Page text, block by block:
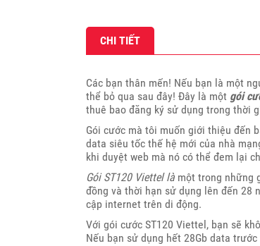
CHI TIẾT
Các bạn thân mến! Nếu bạn là một
thể bỏ qua sau đây! Đây là một gói
thuê bao đăng ký sử dụng trong thời
Gói cước mà tôi muốn giới thiệu đến
data siêu tốc thế hệ mới của nhà
khi duyệt web mà nó có thể đem lại
Gói ST120 Viettel là một trong những
đồng và thời hạn sử dụng lên đến 28
cập internet trên di động.
Với gói cước ST120 Viettel, bạn sẽ
Nếu bạn sử dụng hết 28Gb data